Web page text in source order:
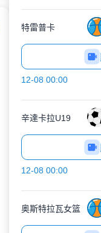
特雷普卡
12-08 00:00
辛達卡拉U19
12-08 00:00
奥斯特拉瓦女篮